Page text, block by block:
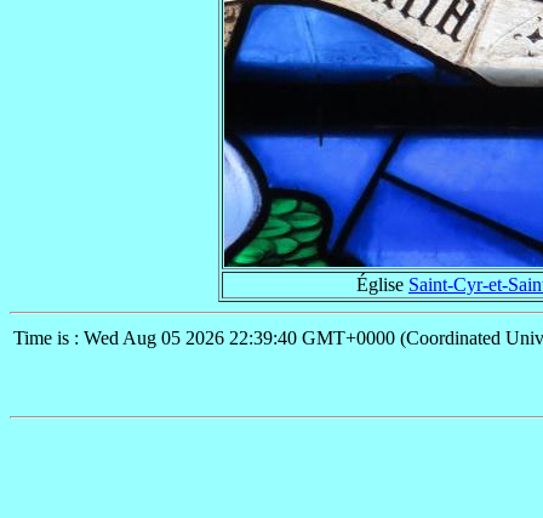
Église Saint-Cyr-et-
Time is : Wed Aug 05 2026 22:39:40 GMT+0000 (Coordinated